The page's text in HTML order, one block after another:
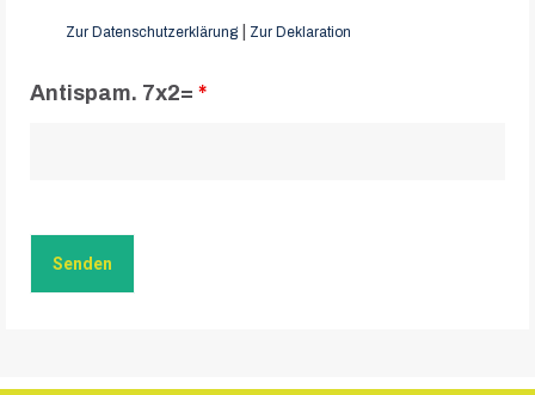
Zur Datenschutzerklärung Zur Deklaration
Antispam. 7x2= *